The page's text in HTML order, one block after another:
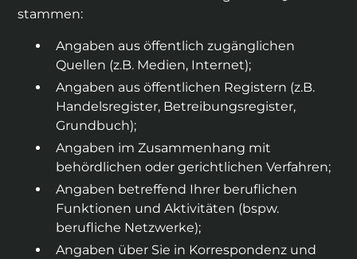
stammen:
Angaben aus öffentlich zugänglichen
Quellen (z.B. Medien, Internet);
Angaben aus öffentlichen Registern (z.B.
Handelsregister, Betreibungsregister,
Grundbuch);
Angaben im Zusammenhang mit
behördlichen oder gerichtlichen Verfahren;
Angaben betreffend Ihrer beruflichen
Funktionen und Aktivitäten (bspw.
berufliche Netzwerke);
Angaben über Sie in Korrespondenz und